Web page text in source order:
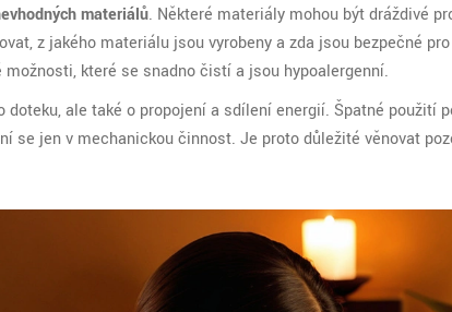
materiálů. Některé materiály mohou být dráždivé
z jakého materiálu jsou vyrobeny a zda jsou bezpečné
které se snadno čistí a jsou hypoalergenní.
ale také o propojení a sdílení energií. Špatné použití
se jen v mechanickou činnost. Je proto důležité věnovat